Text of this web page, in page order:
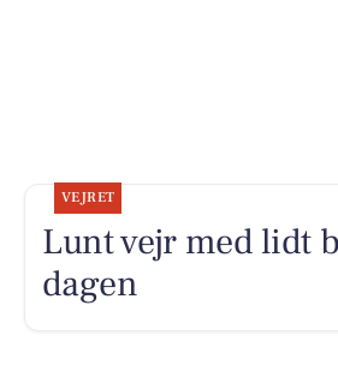
VEJRET
Lunt vejr med lidt
dagen